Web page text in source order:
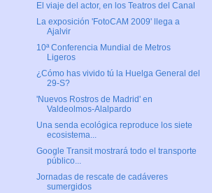
El viaje del actor, en los Teatros del Canal
La exposición 'FotoCAM 2009' llega a
Ajalvir
10ª Conferencia Mundial de Metros
Ligeros
¿Cómo has vivido tú la Huelga General del
29-S?
'Nuevos Rostros de Madrid' en
Valdeolmos-Alalpardo
Una senda ecológica reproduce los siete
ecosistema...
Google Transit mostrará todo el transporte
público...
Jornadas de rescate de cadáveres
sumergidos